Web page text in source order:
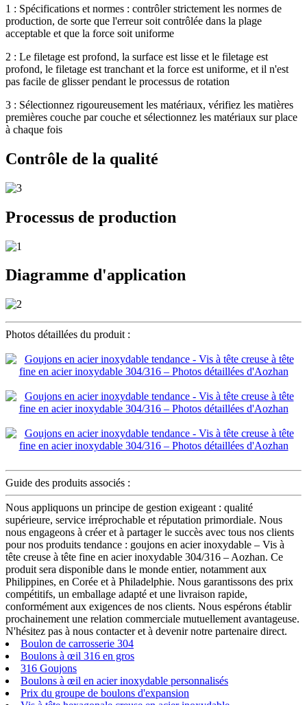
1 : Spécifications et normes : contrôler strictement les normes de
production, de sorte que l'erreur soit contrôlée dans la plage
acceptable et que la force soit uniforme
2 : Le filetage est profond, la surface est lisse et le filetage est
profond, le filetage est tranchant et la force est uniforme, et il n'est
pas facile de glisser pendant le processus de rotation
3 : Sélectionnez rigoureusement les matériaux, vérifiez les matières
premières couche par couche et sélectionnez les matériaux sur place
à chaque fois
Contrôle de la qualité
Processus de production
Diagramme d'application
Photos détaillées du produit :
Guide des produits associés :
Nous appliquons un principe de gestion exigeant : qualité
supérieure, service irréprochable et réputation primordiale. Nous
nous engageons à créer et à partager le succès avec tous nos clients
pour nos produits tendance : goujons en acier inoxydable – Vis à
tête creuse à tête fine en acier inoxydable 304/316 – Aozhan. Ce
produit sera disponible dans le monde entier, notamment aux
Philippines, en Corée et à Philadelphie. Nous garantissons des prix
compétitifs, un emballage adapté et une livraison rapide,
conformément aux exigences de nos clients. Nous espérons établir
prochainement une relation commerciale mutuellement avantageuse.
N'hésitez pas à nous contacter et à devenir notre partenaire direct.
Boulon de carrosserie 304
Boulons à œil 316 en gros
316 Goujons
Boulons à œil en acier inoxydable personnalisés
Prix du groupe de boulons d'expansion